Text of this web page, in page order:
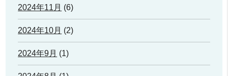
2024年11月 (6)
2024年10月 (2)
2024年9月 (1)